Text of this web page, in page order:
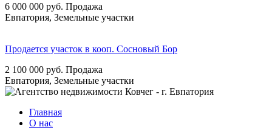
6 000 000 руб. Продажа
Евпатория, Земельные участки
Продается участок в кооп. Сосновый Бор
2 100 000 руб. Продажа
Евпатория, Земельные участки
Главная
О нас